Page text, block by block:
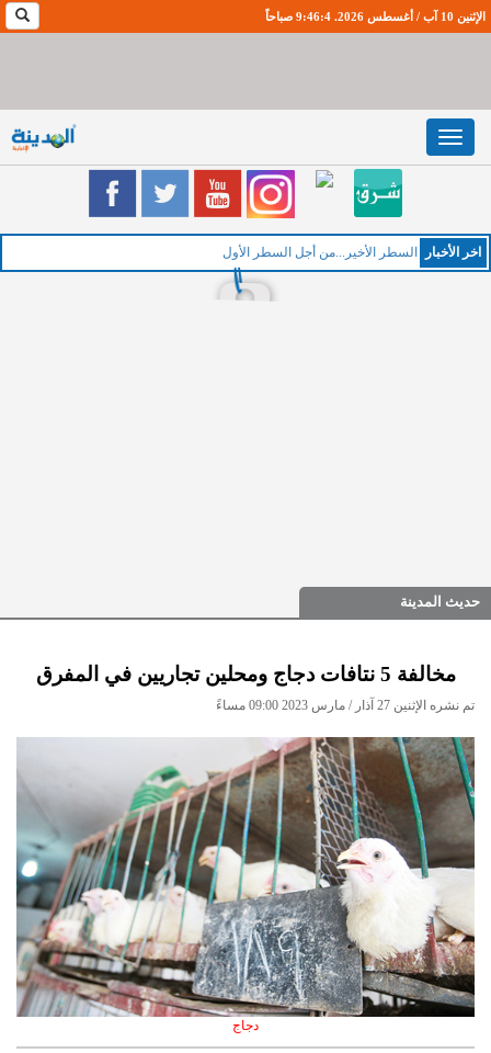
الإثنين 10 آب / أغسطس 2026. 9:46:5 صباحاً
Toggle
navigation
اخر اﻷخبار السطر الأخير...من أجل السطر الأول
حديث المدينة
مخالفة 5 نتافات دجاج ومحلين تجاريين في المفرق
تم نشره الإثنين 27 آذار / مارس 2023 09:00 مساءً
دجاج